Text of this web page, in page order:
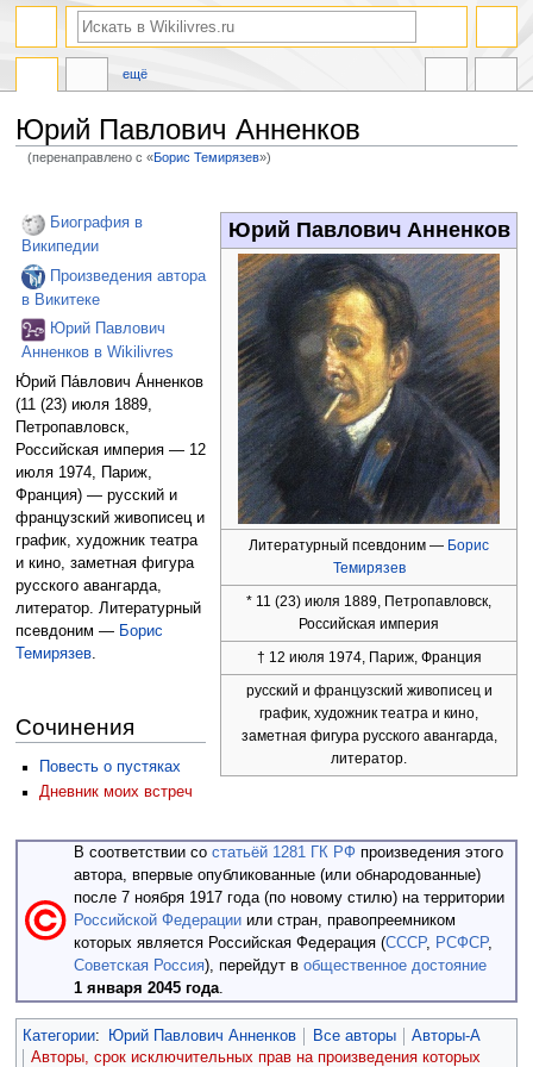
Юрий Павлович Анненков
(перенаправлено с «Борис Темирязев»)
навигации
поиску
Юрий Павлович Анненков
Литературный псевдоним — Борис
Темирязев
* 11 (23) июля 1889, Петропавловск,
Российская империя
† 12 июля 1974, Париж, Франция
русский и французский живописец и
график, художник театра и кино,
заметная фигура русского авангарда,
литератор.
Биография в
Википедии
Произведения автора
в Викитеке
Юрий Павлович
Анненков в Wikilivres
Ю́рий Па́влович А́нненков
(11 (23) июля 1889,
Петропавловск,
Российская империя — 12
июля 1974, Париж,
Франция) — русский и
французский живописец и
график, художник театра
и кино, заметная фигура
русского авангарда,
литератор. Литературный
псевдоним — Борис
Темирязев.
Сочинения
Повесть о пустяках
Дневник моих встреч
В соответствии со статьёй 1281 ГК РФ произведения этого
автора, впервые опубликованные (или обнародованные)
после 7 ноября 1917 года (по новому стилю) на территории
Российской Федерации или стран, правопреемником
которых является Российская Федерация (СССР, РСФСР,
Советская Россия), перейдут в общественное достояние
1 января 2045 года.
Категории: Юрий Павлович Анненков Все авторы
Авторы-А
Авторы, срок исключительных прав на произведения которых
ещё